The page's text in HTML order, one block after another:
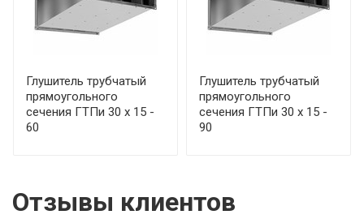
Глушитель трубчатый
прямоугольного
сечения ГТПи 30 х 15 -
60
Глушитель трубчатый
прямоугольного
сечения ГТПи 30 х 15 -
90
Отзывы клиентов